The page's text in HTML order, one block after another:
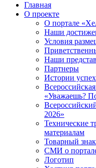
Главная
О проекте
О портале
Наши
Условия
Наши
Партнеры
Истории
«Уважаешь?
2026»
Технические
материалам
Товарный
СМИ о
Логотип